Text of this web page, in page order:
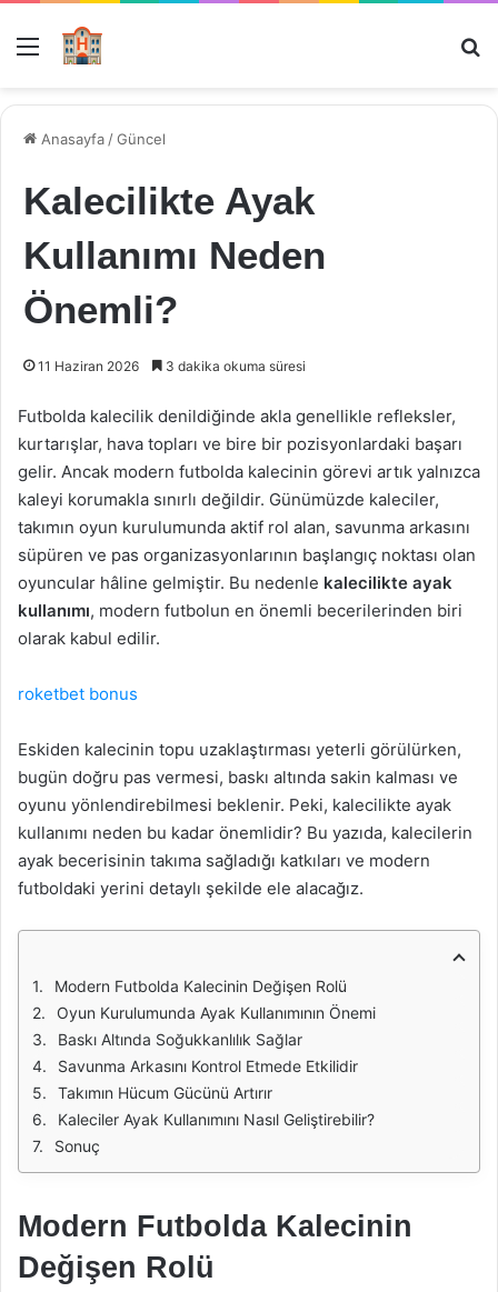
Menü
Anasayfa /Güncel
Kalecilikte Ayak
Kullanımı Neden
Önemli?
11 Haziran 2026 3 dakika okuma süresi
Futbolda kalecilik denildiğinde akla genellikle refleksler,
kurtarışlar, hava topları ve bire bir pozisyonlardaki başarı
gelir. Ancak modern futbolda kalecinin görevi artık yalnızca
kaleyi korumakla sınırlı değildir. Günümüzde kaleciler,
takımın oyun kurulumunda aktif rol alan, savunma arkasını
süpüren ve pas organizasyonlarının başlangıç noktası olan
oyuncular hâline gelmiştir. Bu nedenle kalecilikte ayak
kullanımı, modern futbolun en önemli becerilerinden biri
olarak kabul edilir.
roketbet bonus
Eskiden kalecinin topu uzaklaştırması yeterli görülürken,
bugün doğru pas vermesi, baskı altında sakin kalması ve
oyunu yönlendirebilmesi beklenir. Peki, kalecilikte ayak
kullanımı neden bu kadar önemlidir? Bu yazıda, kalecilerin
ayak becerisinin takıma sağladığı katkıları ve modern
futboldaki yerini detaylı şekilde ele alacağız.
Modern Futbolda Kalecinin Değişen Rolü
Oyun Kurulumunda Ayak Kullanımının Önemi
Baskı Altında Soğukkanlılık Sağlar
Savunma Arkasını Kontrol Etmede Etkilidir
Takımın Hücum Gücünü Artırır
Kaleciler Ayak Kullanımını Nasıl Geliştirebilir?
Sonuç
Modern Futbolda Kalecinin
Değişen Rolü